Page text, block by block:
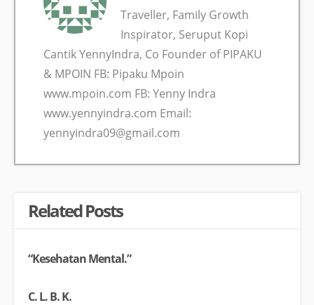
Traveller, Family Growth
Inspirator, Seruput Kopi
Cantik YennyIndra, Co Founder of PIPAKU
& MPOIN FB: Pipaku Mpoin
www.mpoin.com FB: Yenny Indra
www.yennyindra.com Email:
yennyindra09@gmail.com
Related Posts
“Kesehatan Mental.”
C. L. B. K.